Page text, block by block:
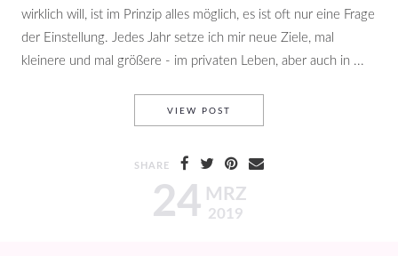
wirklich will, ist im Prinzip alles möglich, es ist oft nur eine Frage
der Einstellung. Jedes Jahr setze ich mir neue Ziele, mal
kleinere und mal größere - im privaten Leben, aber auch in ...
24 MRZ
2019
VIEW POST
SHARE